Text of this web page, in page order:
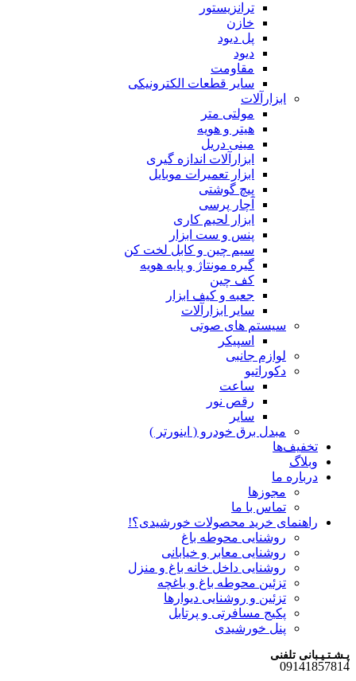
ترانزیستور
خازن
پل دیود
دیود
مقاومت
سایر قطعات الکترونیکی
ابزارآلات
مولتی متر
هیتر و هویه
مینی دریل
ابزارآلات اندازه گیری
ابزار تعمیرات موبایل
پیچ گوشتی
آچار پرسی
ابزار لحیم کاری
پنس و ست ابزار
سیم چین و کابل لخت کن
گیره مونتاژ و پایه هویه
کف چین
جعبه و کیف ابزار
سایر ابزارآلات
سیستم های صوتی
اسپیکر
لوازم جانبی
دکوراتیو
ساعت
رقص نور
سایر
مبدل برق خودرو ( اینورتر )
تخفیف‌ها
وبلاگ
درباره ما
مجوزها
تماس با ما
راهنمای خرید محصولات خورشیدی؟!
روشنایی محوطه باغ
روشنایی معابر و خیابانی
روشنایی داخل خانه باغ و منزل
تزئین محوطه باغ و باغچه
تزئین و روشنایی دیوارها
پکیج مسافرتی و پرتابل
پنل خورشیدی
پـشـتـیـبانی تلفنی
09141857814